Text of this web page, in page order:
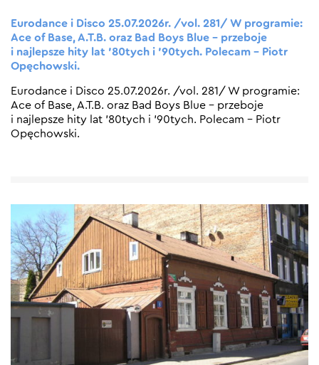
Eurodance i Disco 25.07.2026r. /vol. 281/ W programie:
Ace of Base, A.T.B. oraz Bad Boys Blue – przeboje
i najlepsze hity lat ’80tych i ’90tych. Polecam – Piotr
Opęchowski.
Eurodance i Disco 25.07.2026r. /vol. 281/ W programie:
Ace of Base, A.T.B. oraz Bad Boys Blue – przeboje
i najlepsze hity lat ’80tych i ’90tych. Polecam – Piotr
Opęchowski.